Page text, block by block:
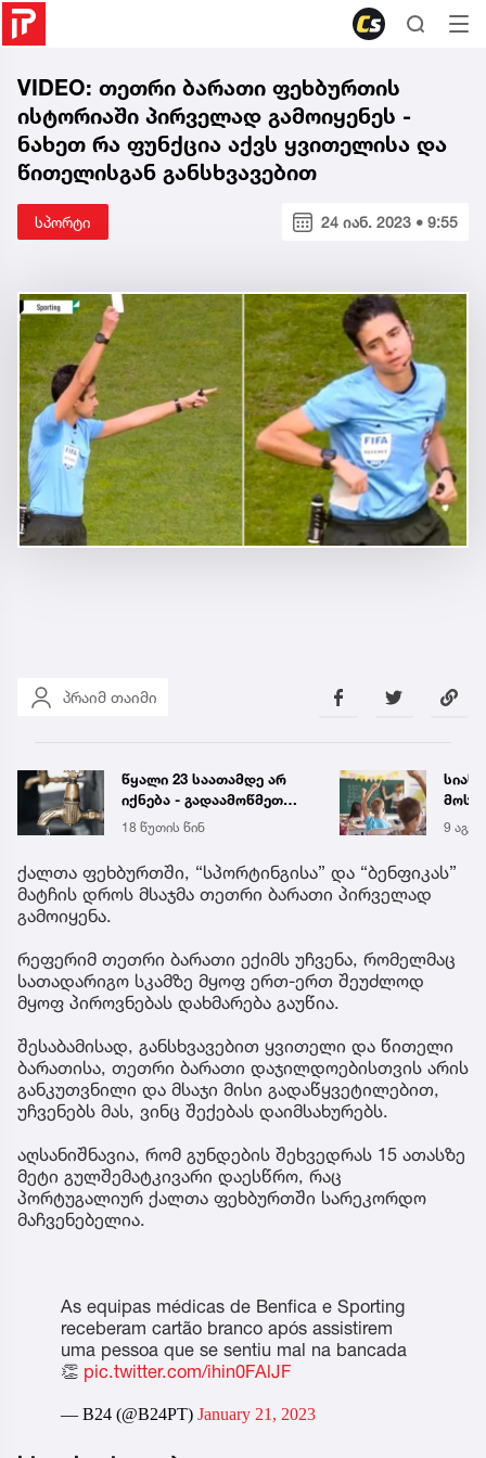
VIDEO: თეთრი ბარათი ფეხბურთის
ისტორიაში პირველად გამოიყენეს -
ნახეთ რა ფუნქცია აქვს ყვითელისა და
წითელისგან განსხვავებით
სპორტი 24 იან. 2023 • 9:55
პრაიმ თაიმი
სიახლეები, რომლებიც
მოსწავლეებს 15
სექტემბერს სკოლებში
დახვდებათ
9 აგვ 20:03
2014
7:46
ქალთა ფეხბურთში, “სპორტინგისა” და “ბენფიკას”
მატჩის დროს მსაჯმა თეთრი ბარათი პირველად
გამოიყენა.
რეფერიმ თეთრი ბარათი ექიმს უჩვენა, რომელმაც
სათადარიგო სკამზე მყოფ ერთ-ერთ შეუძლოდ
მყოფ პიროვნებას დახმარება გაუწია.
შესაბამისად, განსხვავებით ყვითელი და წითელი
ბარათისა, თეთრი ბარათი დაჯილდოებისთვის არის
განკუთვნილი და მსაჯი მისი გადაწყვეტილებით,
უჩვენებს მას, ვინც შექებას დაიმსახურებს.
აღსანიშნავია, რომ გუნდების შეხვედრას 15 ათასზე
მეტი გულშემატკივარი დაესწრო, რაც
პორტუგალიურ ქალთა ფეხბურთში სარეკორდო
მაჩვენებელია.
As equipas médicas de Benfica e Sporting
receberam cartão branco após assistirem
uma pessoa que se sentiu mal na bancada
👏 pic.twitter.com/ihin0FAlJF
— B24 (@B24PT) January 21, 2023